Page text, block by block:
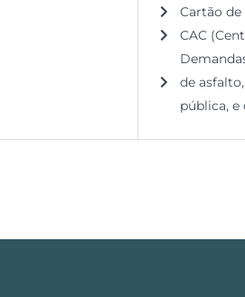
Cartão
CAC
de
pública, e